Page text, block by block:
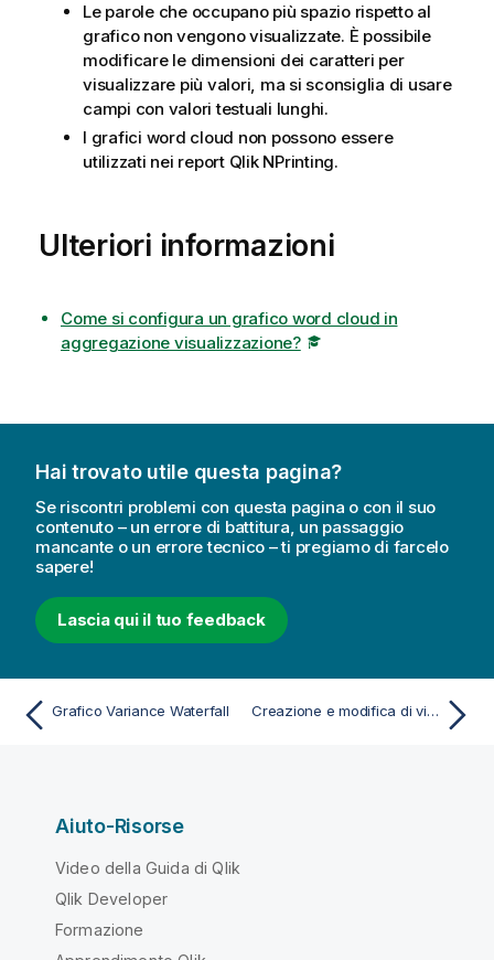
Le parole che occupano più spazio rispetto al
grafico non vengono visualizzate. È possibile
modificare le dimensioni dei caratteri per
visualizzare più valori, ma si sconsiglia di usare
campi con valori testuali lunghi.
I grafici word cloud non possono essere
utilizzati nei report Qlik NPrinting.
Ulteriori informazioni
Come si configura un grafico word cloud in
aggregazione visualizzazione?
Hai trovato utile questa pagina?
Se riscontri problemi con questa pagina o con il suo
contenuto – un errore di battitura, un passaggio
mancante o un errore tecnico – ti pregiamo di farcelo
sapere!
Lascia qui il tuo feedback
Grafico Variance Waterfall Creazione e modifica di visualizzazioni
Aiuto-Risorse
Video della Guida di Qlik
Qlik Developer
Formazione